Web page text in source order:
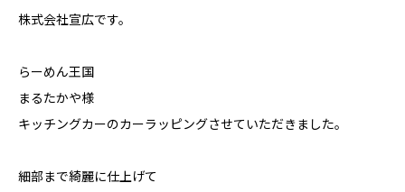
株式会社宣広です。
らーめん王国
まるたかや様
キッチングカーのカーラッピングさせていただきました。
細部まで綺麗に仕上げて